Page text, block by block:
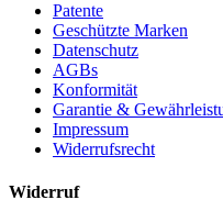
Patente
Geschützte Marken
Datenschutz
AGBs
Konformität
Garantie &
Impressum
Widerrufsrecht
Widerruf